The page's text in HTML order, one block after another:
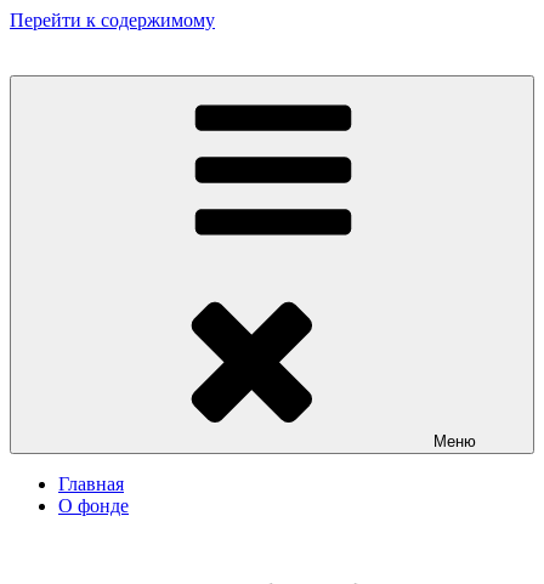
Перейти к содержимому
Некоммерческий фонд культурных и гуманитарных инициатив
Меню
Главная
О фонде